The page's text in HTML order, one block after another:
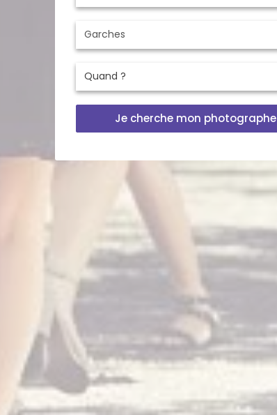
Je cherche mon photographe